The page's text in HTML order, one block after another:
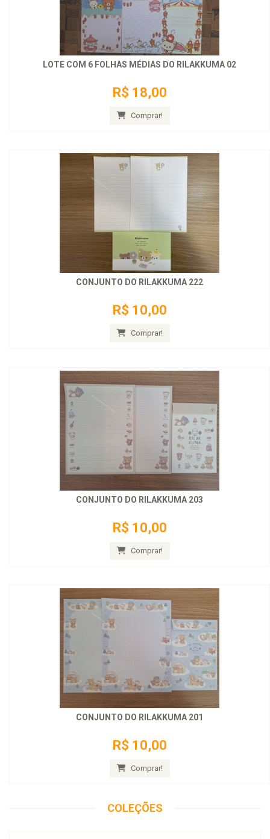
LOTE COM 6 FOLHAS MÉDIAS DO RILAKKUMA 02
R$ 18,00
Comprar!
CONJUNTO DO RILAKKUMA 222
R$ 10,00
Comprar!
CONJUNTO DO RILAKKUMA 203
R$ 10,00
Comprar!
CONJUNTO DO RILAKKUMA 201
R$ 10,00
Comprar!
COLEÇÕES